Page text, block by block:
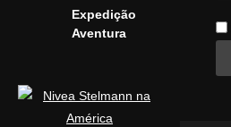
Expedição
Aventura